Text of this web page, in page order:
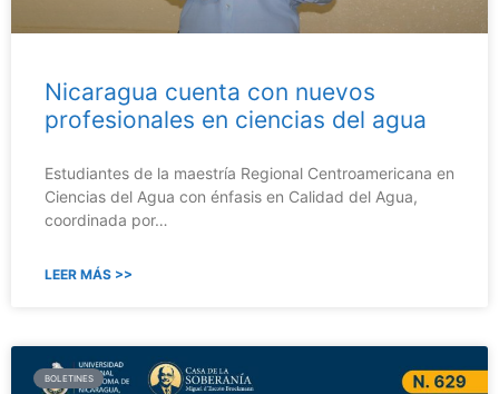
Nicaragua cuenta con nuevos
profesionales en ciencias del agua
Estudiantes de la maestría Regional Centroamericana en
Ciencias del Agua con énfasis en Calidad del Agua,
coordinada por…
LEER MÁS >>
BOLETINES